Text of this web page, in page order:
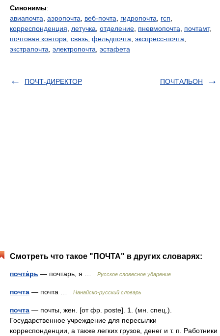
Синонимы:
авиапочта аэропочта веб-почта гидропочта гсп
корреспонденция
летучка отделение пневмопочта почтамт,
почтовая контора связь фельдпочта экспресс-почта
экстрапочта электропочта эстафета
ПОЧТ-ДИРЕКТОР ПОЧТАЛЬОН
Смотреть что такое "ПОЧТА" в других словарях:
почта́рь — почтарь, я … Русское словесное ударение
почта — почта … Нанайско-русский словарь
почта — почты, жен. [от фр. poste]. 1. (мн. спец.).
Государственное учреждение для пересылки
корреспонденции, а также легких грузов, денег и т. п. Работники